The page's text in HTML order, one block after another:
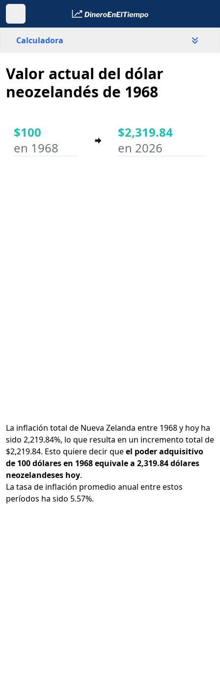
Calculadora
Nueva Zelanda
País
Año inicial
Valor actual del dólar
neozelandés de 1968
$100
en 1968
$2,319.84
en 2026
La inflación total de Nueva Zelanda entre 1968 y hoy ha
sido 2,219.84%, lo que resulta en un incremento total de
$2,219.84. Esto quiere decir queel poder adquisitivo
de 100 dólares en 1968 equivale a 2,319.84 dólares
neozelandeses hoy.
La tasa de inflación promedio anual entre estos
períodos ha sido 5.57%.